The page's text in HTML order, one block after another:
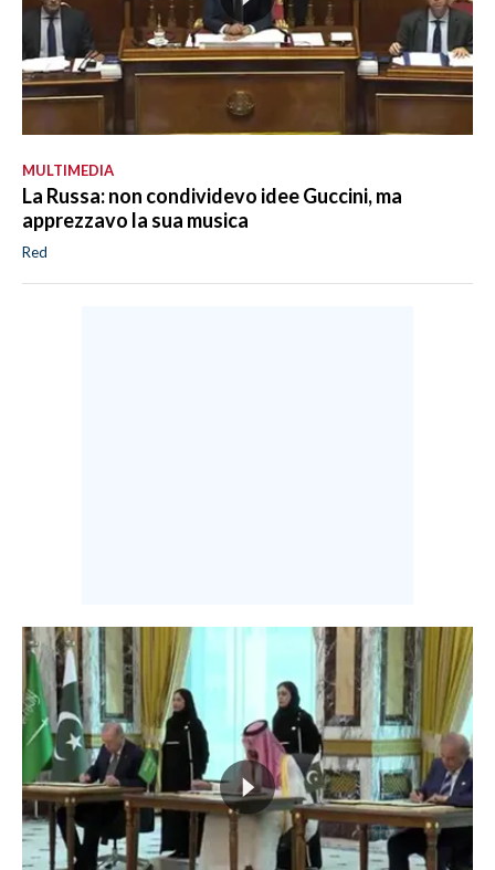
MULTIMEDIA
La Russa: non condividevo idee Guccini, ma
apprezzavo la sua musica
Red